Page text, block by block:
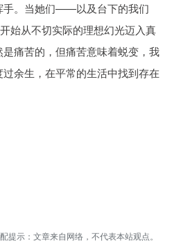
手。当她们——以及台下的我们
始从不切实际的理想幻光迈入真
痛苦的，但痛苦意味着蜕变，我
余生，在平常的生活中找到存在
提示：文章来自网络，不代表本站观点。